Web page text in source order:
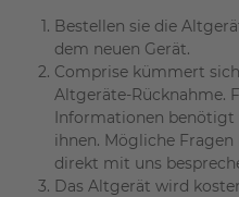
Bestellen sie die
dem neuen Gerät.
Comprise kümmert
Altgeräte-Rücknahme.
Informationen benötigt
ihnen. Mögliche
direkt mit uns
Das Altgerät wird